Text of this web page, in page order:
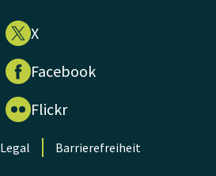
X
Facebook
Flickr
Legal Barrierefreiheit